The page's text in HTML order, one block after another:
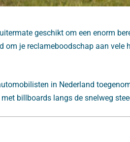
geschikt om een enorm
om je reclameboodschap aan vele
in Nederland
billboards langs de snelweg